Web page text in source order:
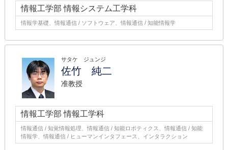
情報工学部 情報システム工学科
情報学基礎、情報通信 / ソフトウェア、情報通信 / 知能情報学
サタケ ジュンジ
佐竹 純二
准教授
情報工学部 情報工学科
情報通信 / 知覚情報処理、情報通信 / 知能ロボティクス、情報通信 / 知能
情報学、情報通信 / ヒューマンインタフェース、インタラクション